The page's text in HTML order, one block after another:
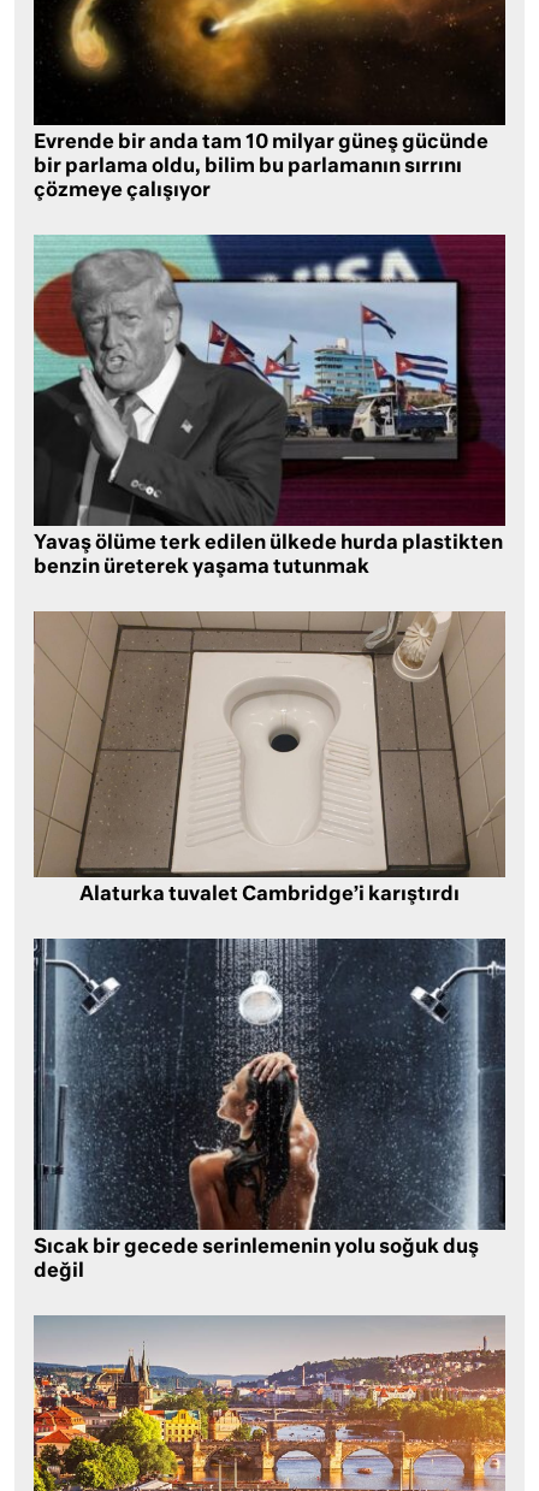
Evrende bir anda tam 10 milyar güneş gücünde
bir parlama oldu, bilim bu parlamanın sırrını
çözmeye çalışıyor
Yavaş ölüme terk edilen ülkede hurda plastikten
benzin üreterek yaşama tutunmak
Alaturka tuvalet Cambridge’i karıştırdı
Sıcak bir gecede serinlemenin yolu soğuk duş
değil